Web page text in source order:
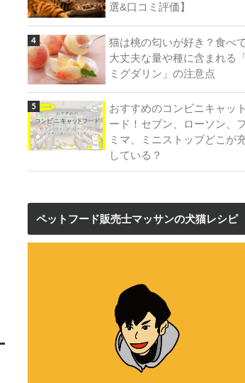
選&口コミ評価】
猫は桃の匂いが好き？食べ
大丈夫な量や種に含まれる
ミグダリン」の注意点
おすすめのコンビニキャッ
ード！セブン、ローソン、
ミマ、ミニストップどこが
している？
ペットフード販売士マッサンの犬猫レシピ